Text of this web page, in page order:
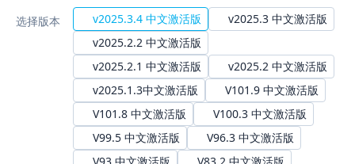
选择版本 v2025.3.4 中文激活版
v2025.3 中文激活版
v2025.2.2 中文激活版
v2025.2.1 中文激活版
v2025.2 中文激活版
v2025.1.3中文激活版
V101.9 中文激活版
V101.8 中文激活版
V100.3 中文激活版
V99.5 中文激活版
V96.3 中文激活版
V93 中文激活版
V83.2 中文激活版